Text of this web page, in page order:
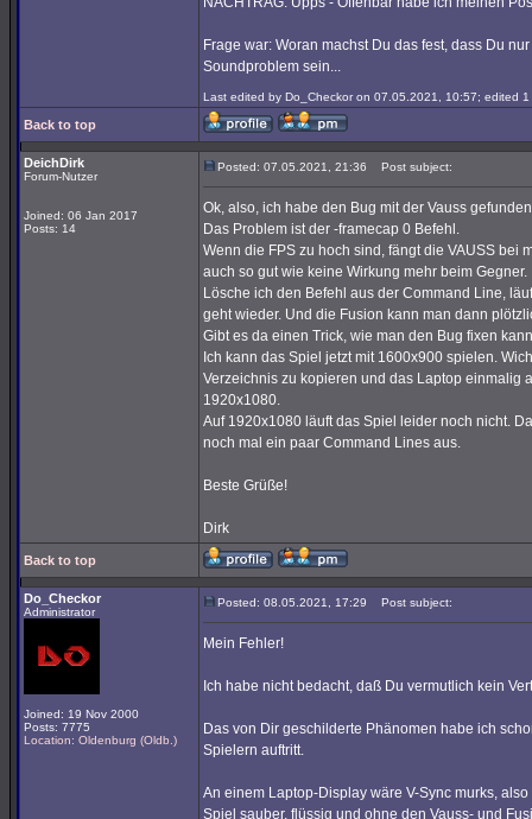
Frage war: Woran machst Du das fest, dass Du
Soundproblem sein...
Last edited by Do_Checkor on 07.05.2021, 10:57; edited 1
Back to top
DeichDirk
Forum-Nutzer
Joined: 06 Jan 2017
Posts: 14
Posted: 07.05.2021, 21:36 Post subject:
Ok, also, ich habe den Bug mit der Vauss
Das Problem ist der -framecap 0 Befehl.
Wenn die FPS zu hoch sind, fängt die VAUSS bei
auch so gut wie keine Wirkung mehr beim Gegner.
Lösche ich den Befehl aus der Command Line,
geht wieder. Und die Fusion kann man dann
Gibt es da einen Trick, wie man den Bug fixen
Ich kann das Spiel jetzt mit 1600x900 spielen.
Verzeichnis zu kopieren und das Laptop einmalig
1920x1080.
Auf 1920x1080 läuft das Spiel leider noch nicht.
noch mal ein paar Command Lines aus.
Beste Grüße!
Dirk
Back to top
Do_Checkor
Administrator
Joined: 19 Nov 2000
Posts: 7775
Location: Oldenburg (Oldb.)
Posted: 08.05.2021, 17:29 Post subject:
Mein Fehler!
Ich habe nicht bedacht, daß Du vermutlich kein
Das von Dir geschilderte Phänomen habe ich
Spielern auftritt.
An einem Laptop-Display wäre V-Sync murks,
Spiel sauber, flüssig und ohne den Vauss- und